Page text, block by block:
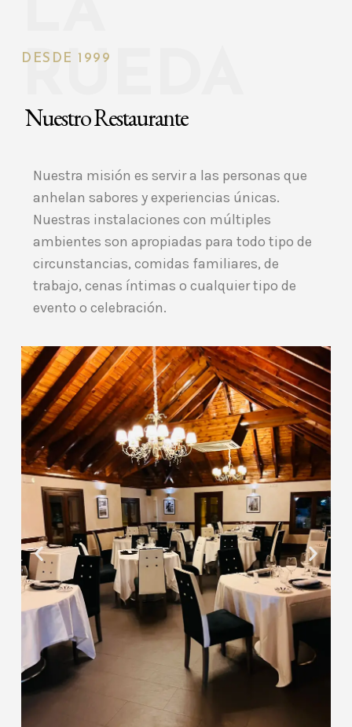
RUEDA
DESDE 1999
Nuestro Restaurante
Nuestra misión es servir a las personas que
anhelan sabores y experiencias únicas.
Nuestras instalaciones con múltiples
ambientes son apropiadas para todo tipo de
circunstancias, comidas familiares, de
trabajo, cenas íntimas o cualquier tipo de
evento o celebración.